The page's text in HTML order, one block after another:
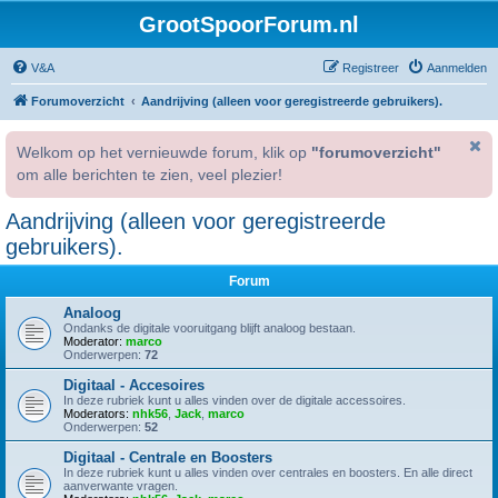
GrootSpoorForum.nl
V&A Aanmelden
Registreer
Forumoverzicht Aandrijving (alleen voor geregistreerde gebruikers).
Welkom op het vernieuwde forum, klik op "forumoverzicht"
om alle berichten te zien, veel plezier!
Aandrijving (alleen voor geregistreerde
gebruikers).
Forum
Analoog
Ondanks de digitale vooruitgang blijft analoog bestaan.
Moderator: marco
Onderwerpen: 72
Digitaal - Accesoires
In deze rubriek kunt u alles vinden over de digitale accessoires.
Moderators: nhk56 Jack marco
Onderwerpen: 52
Digitaal - Centrale en Boosters
In deze rubriek kunt u alles vinden over centrales en boosters. En alle direct
aanverwante vragen.